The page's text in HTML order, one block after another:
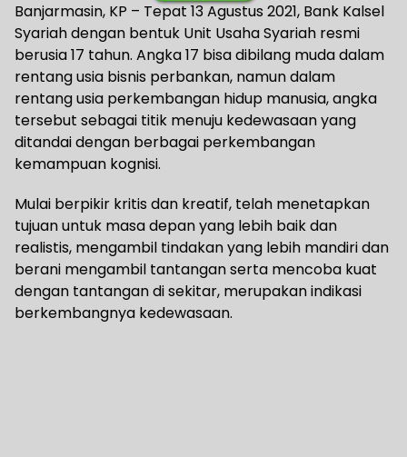
Banjarmasin, KP – Tepat 13 Agustus 2021, Bank Kalsel
Syariah dengan bentuk Unit Usaha Syariah resmi
berusia 17 tahun. Angka 17 bisa dibilang muda dalam
rentang usia bisnis perbankan, namun dalam
rentang usia perkembangan hidup manusia, angka
tersebut sebagai titik menuju kedewasaan yang
ditandai dengan berbagai perkembangan
kemampuan kognisi.
Mulai berpikir kritis dan kreatif, telah menetapkan
tujuan untuk masa depan yang lebih baik dan
realistis, mengambil tindakan yang lebih mandiri dan
berani mengambil tantangan serta mencoba kuat
dengan tantangan di sekitar, merupakan indikasi
berkembangnya kedewasaan.